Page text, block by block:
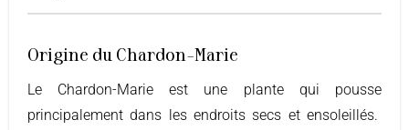
Origine du Chardon-Marie
Le Chardon-Marie est une plante qui pousse
principalement dans les endroits secs et ensoleillés.